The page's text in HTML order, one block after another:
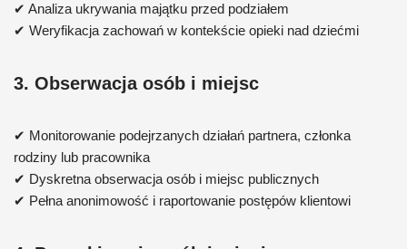
✔ Analiza ukrywania majątku przed podziałem
✔ Weryfikacja zachowań w kontekście opieki nad dziećmi
3. Obserwacja osób i miejsc
✔ Monitorowanie podejrzanych działań partnera, członka
rodziny lub pracownika
✔ Dyskretna obserwacja osób i miejsc publicznych
✔ Pełna anonimowość i raportowanie postępów klientowi